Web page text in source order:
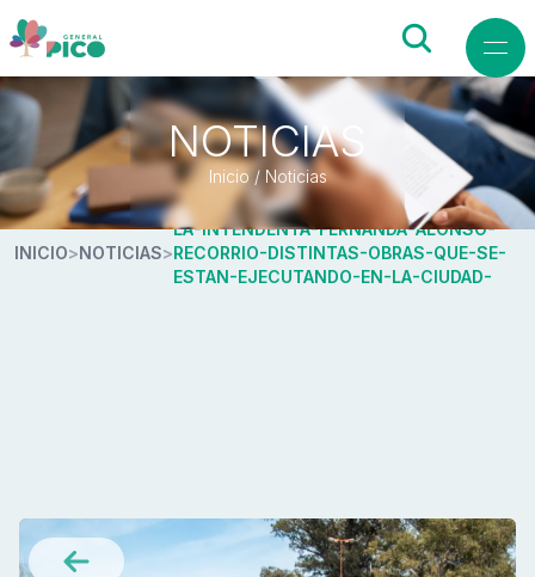
NOTICIAS
Inicio / Noticias
INICIO>NOTICIAS>
LA-INTENDENTA-FERNANDA-ALONSO-
RECORRIO-DISTINTAS-OBRAS-QUE-SE-
ESTAN-EJECUTANDO-EN-LA-CIUDAD-